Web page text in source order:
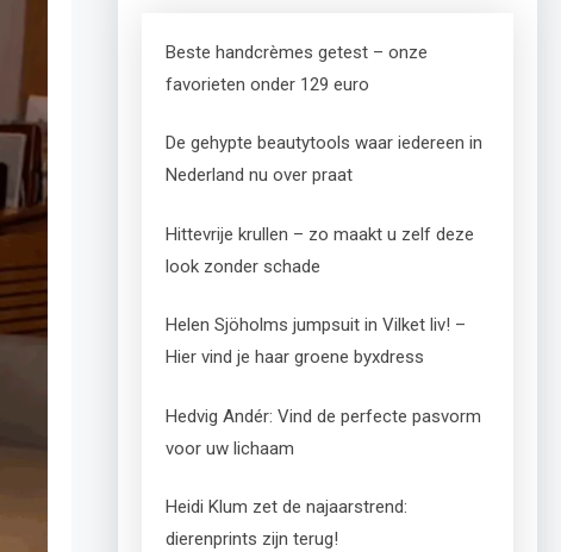
Beste handcrèmes getest – onze
favorieten onder 129 euro
De gehypte beautytools waar iedereen in
Nederland nu over praat
Hittevrije krullen – zo maakt u zelf deze
look zonder schade
Helen Sjöholms jumpsuit in Vilket liv! –
Hier vind je haar groene byxdress
Hedvig Andér: Vind de perfecte pasvorm
voor uw lichaam
Heidi Klum zet de najaarstrend:
dierenprints zijn terug!